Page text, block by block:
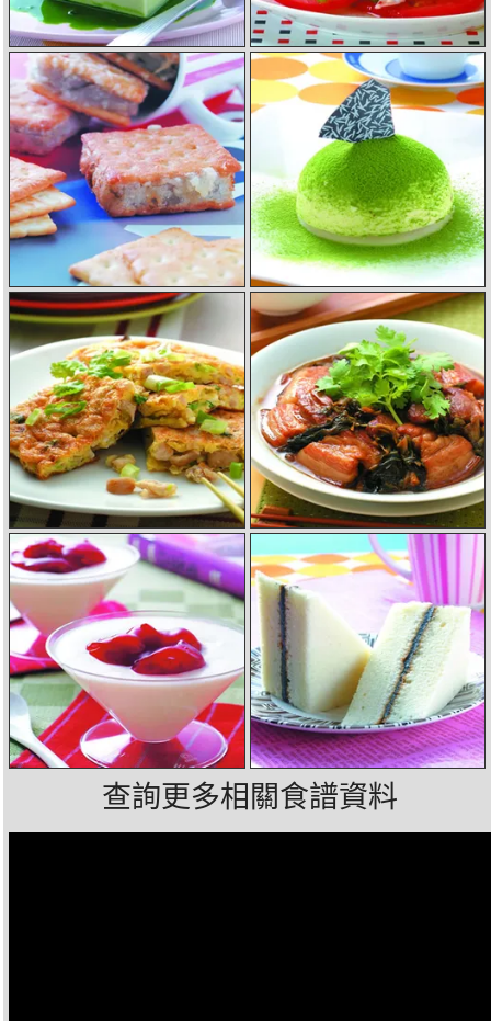
查詢更多相關食譜資料